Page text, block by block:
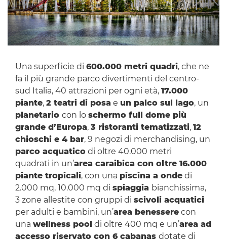
Una superficie di 600.000 metri quadri, che ne
fa il più grande parco divertimenti del centro-
sud Italia, 40 attrazioni per ogni età, 17.000
piante, 2 teatri di posa e un palco sul lago, un
planetario con lo schermo full dome più
grande d’Europa, 3 ristoranti tematizzati, 12
chioschi e 4 bar, 9 negozi di merchandising, un
parco acquaticodi oltre 40.000 metri
quadrati in un’area caraibica con oltre 16.000
piante tropicali, con una piscina a ondedi
2.000 mq, 10.000 mq di spiaggia bianchissima,
3 zone allestite con gruppi di scivoli acquatici
per adulti e bambini, un’area benesserecon
una wellness pool di oltre 400 mq e un’area ad
accesso riservato con 6 cabanas dotate di